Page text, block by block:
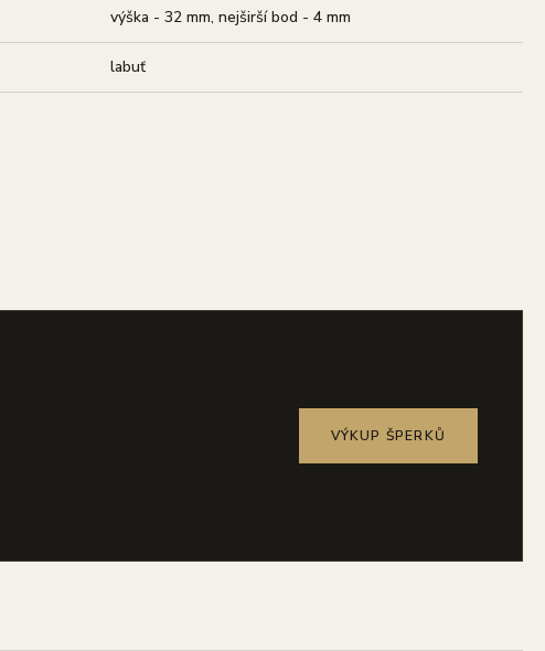
výška - 32 mm, nejširší bod - 4 mm
labuť
VÝKUP ŠPERKŮ